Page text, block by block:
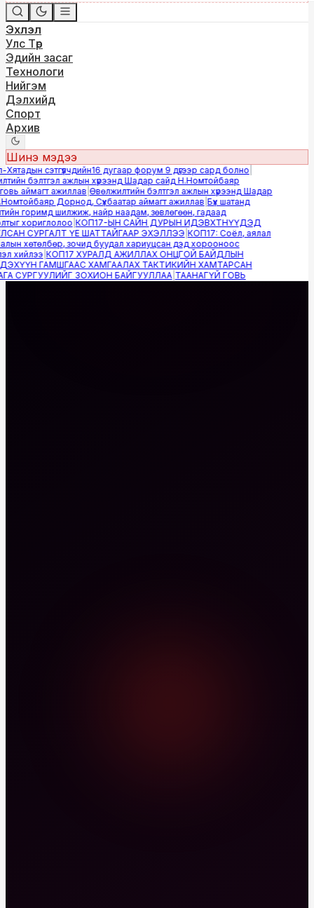
Эхлэл
Улс Төр
Эдийн засаг
Технологи
Нийгэм
Дэлхийд
Спорт
Архив
Шинэ мэдээ
сэтгүүлчдийн16 дугаар форум 9 дүгээр сард болно|
бэлтгэл ажлын хүрээнд Шадар сайд Н.Номтойбаяр
аймагт ажиллав|Өвөлжилтийн бэлтгэл ажлын хүрээнд Шадар
Дорнод, Сүхбаатар аймагт ажиллав|Бүх шатанд
горимд шилжиж, найр наадам, зөвлөгөөн, гадаад
хориглолоо|КОП17-ЫН САЙН ДУРЫН ИДЭВХТНҮҮДЭД
СУРГАЛТ ҮЕ ШАТТАЙГААР ЭХЭЛЛЭЭ|КОП17: Соёл, аялал
хөтөлбөр, зочид буудал хариуцсан дэд хорооноос
хийлээ|КОП17 ХУРАЛД АЖИЛЛАХ ОНЦГОЙ БАЙДЛЫН
ГАМШГААС ХАМГААЛАХ ТАКТИКИЙН ХАМТАРСАН
СУРГУУЛИЙГ ЗОХИОН БАЙГУУЛЛАА|ТААНАГҮЙ ГОВЬ